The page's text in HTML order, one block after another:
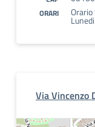
ORARI Orario
Via Vincenzo